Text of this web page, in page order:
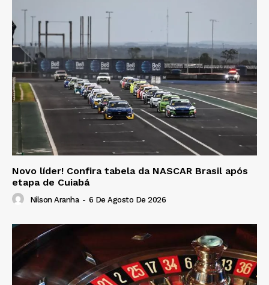
Novo líder! Confira tabela da NASCAR Brasil após
etapa de Cuiabá
Nilson Aranha - 6 De Agosto De 2026